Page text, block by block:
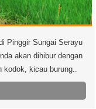
Pinggir Sungai Serayu
akan dihibur dengan
kodok, kicau burung..